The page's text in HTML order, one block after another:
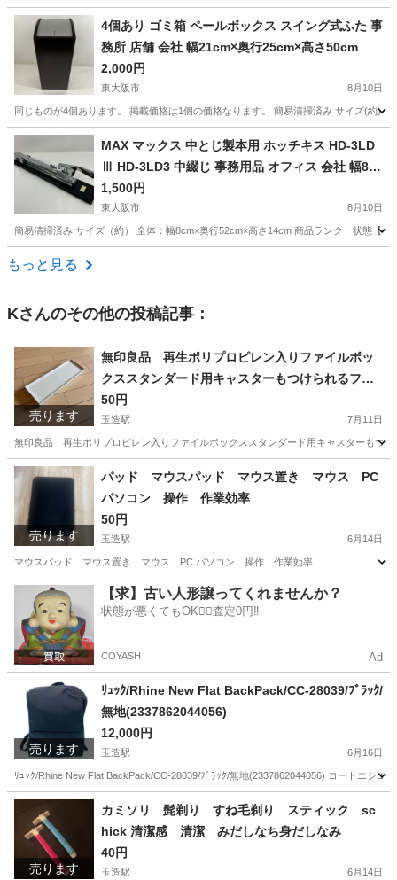
大阪 大阪市 南方駅 収納家具
4個あり ゴミ箱 ペールボックス スイング式ふた 事
務所 店舗 会社 幅21cm×奥行25cm×高さ50cm
2,000円
東大阪市 8月10日
同じものが4個あります。 掲載価格は1個の価格なります。 簡易清掃済み サイズ(約
大阪 東大阪市 オフィス用家具 会社
MAX マックス 中とじ製本用 ホッチキス HD-3LD
Ⅲ HD-3LD3 中綴じ 事務用品 オフィス 会社 幅8c
m×奥行52cm×高さ14cm
1,500円
東大阪市 8月10日
簡易清掃済み サイズ（約） 全体：幅8cm×奥行52cm×高さ14cm 商品ランク 状態【C
大阪 東大阪市
もっと見る
Kさんのその他の投稿記事：
売ります
無印良品 再生ポリプロピレン入りファイルボッ
クススタンダード用キャスターもつけられるフタ
幅１０ｃｍ用 ホワイトグレー
50円
玉造駅 7月11日
無印良品 再生ポリプロピレン入りファイルボックススタンダード用キャスターもつ
大阪 大阪市 玉造駅 その他 無印良品
売ります
パッド マウスパッド マウス置き マウス PC
パソコン 操作 作業効率
50円
玉造駅 6月14日
マウスパッド マウス置き マウス PC パソコン 操作 作業効率
大阪市 玉造駅 その他 マウス
【求】古い人形譲ってくれませんか？
状態が悪くてもOK🙆‍♀️査定0円‼️
COYASH Ad
売ります
ﾘｭｯｸ/Rhine New Flat BackPack/CC-28039/ﾌﾞﾗｯｸ/
無地(2337862044056)
12,000円
玉造駅 6月16日
ﾘｭｯｸ/Rhine New Flat BackPack/CC-28039/ﾌﾞﾗｯｸ/無地(2337862044056) コートエシ
大阪 大阪市 玉造駅 バッグ New
売ります
カミソリ 髭剃り すね毛剃り スティック sc
hick 清潔感 清潔 みだしなち身だしなみ
40円
玉造駅 6月14日